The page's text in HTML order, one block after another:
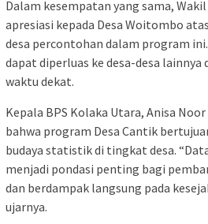
Dalam kesempatan yang sama,
apresiasi kepada Desa Woitombo
desa percontohan dalam program
dapat diperluas ke desa-desa lainnya
waktu dekat.
Kepala BPS Kolaka Utara, Anisa
bahwa program Desa Cantik
budaya statistik di tingkat desa.
menjadi pondasi penting bagi
dan berdampak langsung pada
ujarnya.